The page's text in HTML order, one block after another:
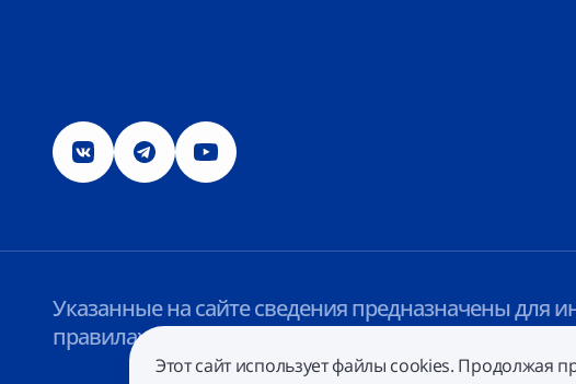
Указанные на сайте сведения предназначены для
правилах пользования, акциях, мероприятиях,
Этот сайт использует файлы cookies. Продолжая